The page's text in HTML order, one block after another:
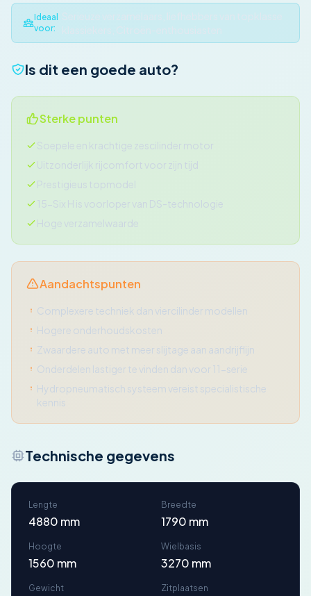
Ideaal
voor:
Is dit een goede auto?
Sterke punten
Soepele en krachtige zescilinder motor
Uitzonderlijk rijcomfort voor zijn tijd
Prestigieus topmodel
15-Six H is voorloper van DS-technologie
Hoge verzamelwaarde
Aandachtspunten
Complexere techniek dan viercilinder modellen
Hogere onderhoudskosten
Zwaardere auto met meer slijtage aan aandrijflijn
Onderdelen lastiger te vinden dan voor 11-serie
Hydropneumatisch systeem vereist specialistische
kennis
Technische gegevens
Lengte
4880 mm
Breedte
1790 mm
Hoogte
1560 mm
Wielbasis
3270 mm
Gewicht Zitplaatsen